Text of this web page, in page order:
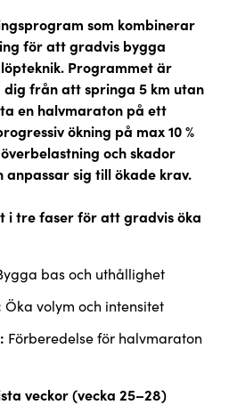
som kombinerar
för att gradvis bygga
Programmet är
från att springa 5 km utan
en halvmaraton på ett
ökning på max 10 %
och skador
sig till ökade krav.
i tre faser för att gradvis öka
bas och uthållighet
Öka volym och intensitet
Förberedelse för halvmaraton
veckor (vecka 25–28)